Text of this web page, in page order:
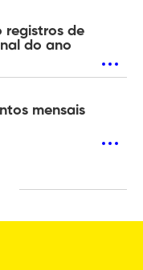
registros de
do ano
mensais